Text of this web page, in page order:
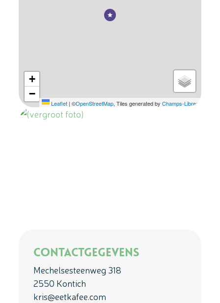
+
−
Leaflet | ©OpenStreetMap, Tiles generated by Champs-Libres
Contactgegevens
Mechelsesteenweg 318
2550 Kontich
kris@eetkafee.com